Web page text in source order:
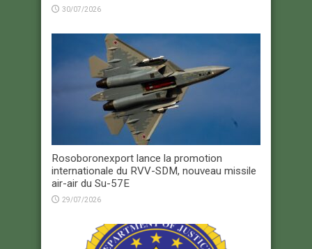
30/07/2026
Rosoboronexport lance la promotion
internationale du RVV-SDM, nouveau missile
air-air du Su-57E
29/07/2026